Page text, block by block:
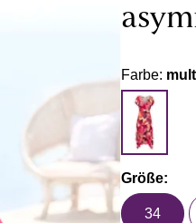
Farbe:
Größe:
34